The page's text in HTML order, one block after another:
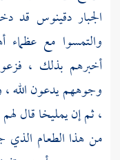
الجباردقينوس قد
والتمسوا مع عظماء
أخبرهم بذلك ،
وجوههم يدعون الله ،
، ثم إنيمليخاقال
من هذا الطعام الذي